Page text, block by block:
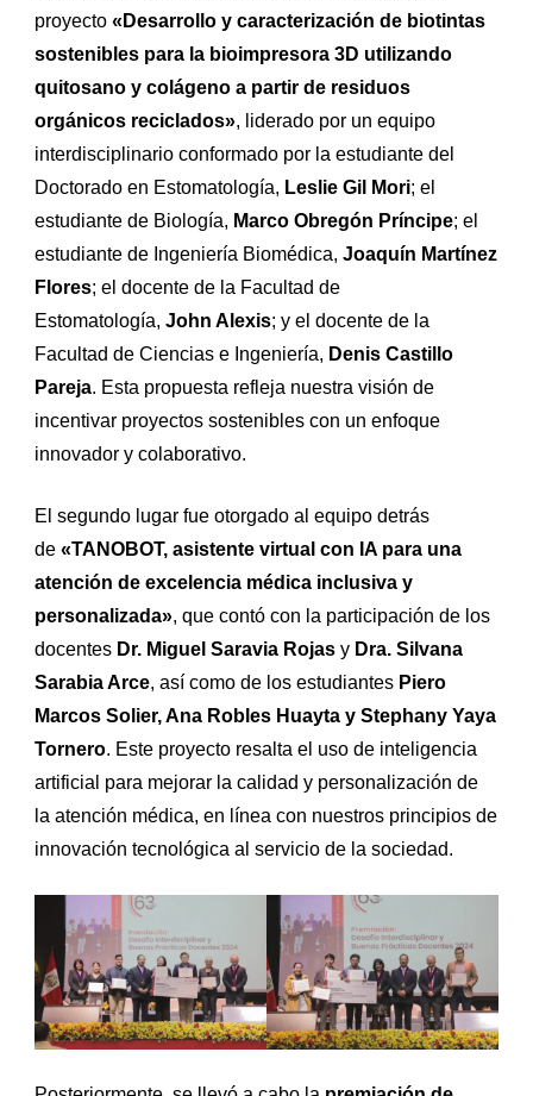
proyecto«Desarrollo y caracterización de biotintas
sostenibles para la bioimpresora 3D utilizando
quitosano y colágeno a partir de residuos
orgánicos reciclados», liderado por un equipo
interdisciplinario conformado por la estudiante del
Doctorado en Estomatología, Leslie Gil Mori; el
estudiante de Biología, Marco Obregón Príncipe; el
estudiante de Ingeniería Biomédica,Joaquín Martínez
Flores; el docente de la Facultad de
Estomatología,John Alexis; y el docente de la
Facultad de Ciencias e Ingeniería, Denis Castillo
Pareja. Esta propuesta refleja nuestra visión de
incentivar proyectos sostenibles con un enfoque
innovador y colaborativo.
El segundo lugar fue otorgado al equipo detrás
de«TANOBOT, asistente virtual con IA para una
atención de excelencia médica inclusiva y
personalizada», que contó con la participación de los
docentes Dr. Miguel Saravia Rojas y Dra. Silvana
Sarabia Arce, así como de los estudiantes Piero
Marcos Solier, Ana Robles Huayta y Stephany Yaya
Tornero. Este proyecto resalta el uso de inteligencia
artificial para mejorar la calidad y personalización de
la atención médica, en línea con nuestros principios de
innovación tecnológica al servicio de la sociedad.